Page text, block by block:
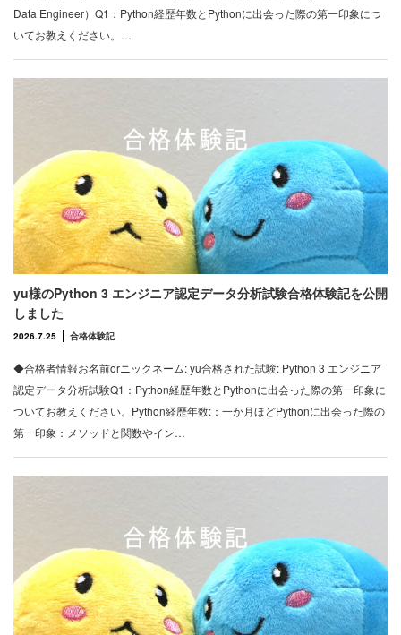
Data Engineer）Q1：Python経歴年数とPythonに出会った際の第一印象につ
いてお教えください。…
yu様のPython 3 エンジニア認定データ分析試験合格体験記を公開
しました
2026.7.25 合格体験記
◆合格者情報お名前orニックネーム: yu合格された試験: Python 3 エンジニア
認定データ分析試験Q1：Python経歴年数とPythonに出会った際の第一印象に
ついてお教えください。Python経歴年数:：一か月ほどPythonに出会った際の
第一印象：メソッドと関数やイン…